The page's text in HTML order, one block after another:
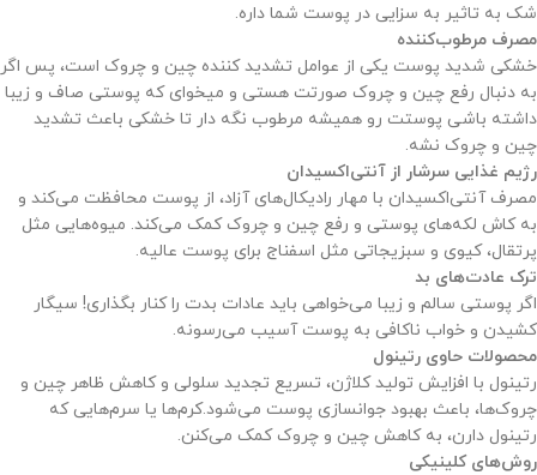
شک به تاثیر به سزایی در پوست شما داره.
مصرف مرطوب‌کننده
خشکی شدید پوست یکی از عوامل تشدید کننده چین و چروک است، پس اگر
به دنبال رفع چین و چروک صورتت هستی و میخوای که پوستی صاف و زیبا
داشته باشی پوستت رو همیشه مرطوب نگه دار تا خشکی باعث تشدید
چین و چروک نشه.
رژیم غذایی سرشار از آنتی‌اکسیدان
مصرف آنتی‌اکسیدان با مهار رادیکال‌های آزاد، از پوست محافظت می‌کند و
به کاش لکه‌های پوستی و رفع چین و چروک کمک می‌کند. میوه‌هایی مثل
پرتقال، کیوی و سبزیجاتی مثل اسفناج برای پوست عالیه.
ترک عادت‌های بد
اگر پوستی سالم و زیبا می‌خواهی باید عادات بدت را کنار بگذاری! سیگار
کشیدن و خواب ناکافی به پوست آسیب می‌رسونه.
محصولات حاوی رتینول
رتینول با افزایش تولید کلاژن، تسریع تجدید سلولی و کاهش ظاهر چین و
چروک‌ها، باعث بهبود جوانسازی پوست می‌شود.کرم‌ها یا سرم‌هایی که
رتینول دارن، به کاهش چین و چروک کمک می‌کنن.
روش‌های کلینیکی